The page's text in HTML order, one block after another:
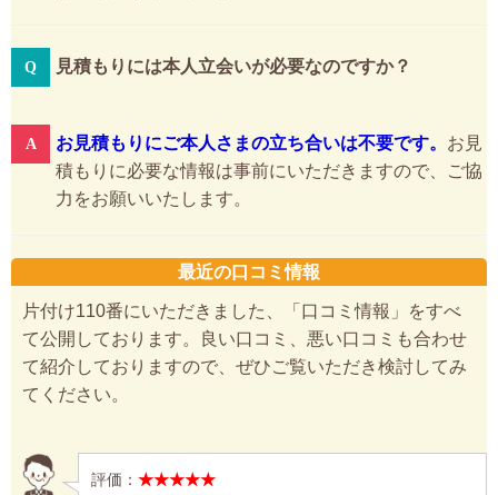
見積もりには本人立会いが必要なのですか？
お見積もりにご本人さまの立ち合いは不要です。 お見
積もりに必要な情報は事前にいただきますので、ご協
力をお願いいたします。
最近の口コミ情報
片付け110番にいただきました、「口コミ情報」をすべ
て公開しております。良い口コミ、悪い口コミも合わせ
て紹介しておりますので、ぜひご覧いただき検討してみ
てください。
評価： ★★★★★